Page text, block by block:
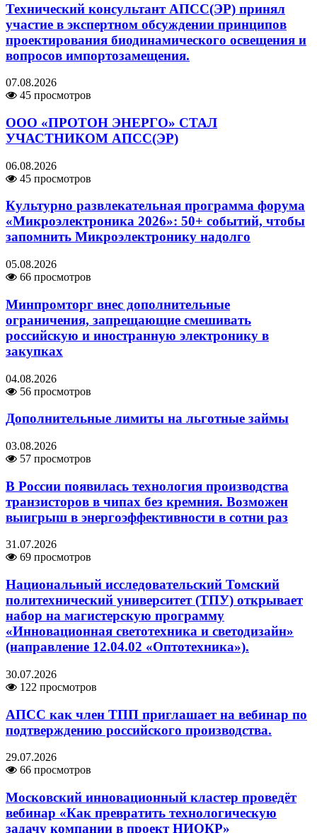
Технический консультант АПСС(ЭР) принял
участие в экспертном обсуждении принципов
проектирования биодинамического освещения и
вопросов импортозамещения.
07.08.2026
45 просмотров
ООО «ПРОТОН ЭНЕРГО» СТАЛ
УЧАСТНИКОМ АПСС(ЭР)
06.08.2026
45 просмотров
Культурно развлекательная программа форума
«Микроэлектроника 2026»: 50+ событий, чтобы
запомнить Микроэлектронику надолго
05.08.2026
66 просмотров
Минпромторг внес дополнительные
ограничения, запрещающие смешивать
российскую и иностранную электронику в
закупках
04.08.2026
56 просмотров
Дополнительные лимиты на льготные займы
03.08.2026
57 просмотров
В России появилась технология производства
транзисторов в чипах без кремния. Возможен
выигрыш в энергоэффективности в сотни раз
31.07.2026
69 просмотров
Национальный исследовательский Томский
политехнический университет (ТПУ) открывает
набор на магистерскую программу
«Инновационная светотехника и светодизайн»
(направление 12.04.02 «Оптотехника»).
30.07.2026
122 просмотров
АПСС как член ТПП приглашает на вебинар по
подтверждению российского производства.
29.07.2026
66 просмотров
Московский инновационный кластер проведёт
вебинар «Как превратить технологическую
задачу компании в проект НИОКР»